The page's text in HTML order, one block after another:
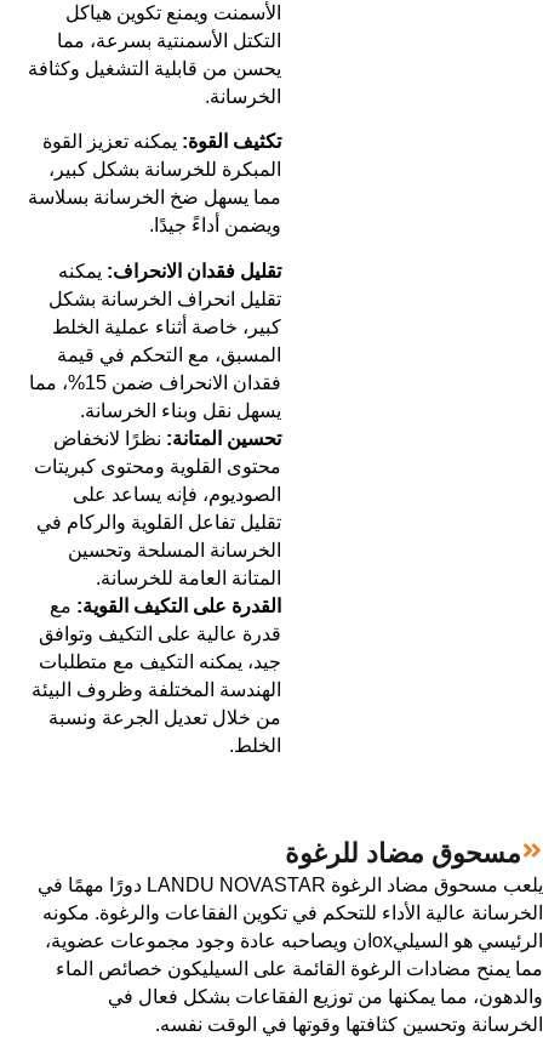
الأسمنت ويمنع تكوين هياكل
التكتل الأسمنتية بسرعة، مما
يحسن من قابلية التشغيل وكثافة
الخرسانة.
تكثيف القوة: يمكنه تعزيز القوة
المبكرة للخرسانة بشكل كبير،
مما يسهل ضخ الخرسانة بسلاسة
ويضمن أداءً جيدًا.
تقليل فقدان الانحراف: يمكنه
تقليل انحراف الخرسانة بشكل
كبير، خاصة أثناء عملية الخلط
المسبق، مع التحكم في قيمة
فقدان الانحراف ضمن 15%، مما
يسهل نقل وبناء الخرسانة.
تحسين المتانة: نظرًا لانخفاض
محتوى القلوية ومحتوى كبريتات
الصوديوم، فإنه يساعد على
تقليل تفاعل القلوية والركام في
الخرسانة المسلحة وتحسين
المتانة العامة للخرسانة.
القدرة على التكيف القوية: مع
قدرة عالية على التكيف وتوافق
جيد، يمكنه التكيف مع متطلبات
الهندسة المختلفة وظروف البيئة
من خلال تعديل الجرعة ونسبة
الخلط.
مسحوق مضاد للرغوة
يلعب مسحوق مضاد الرغوة LANDU NOVASTAR دورًا مهمًا في
الخرسانة عالية الأداء للتحكم في تكوين الفقاعات والرغوة. مكونه
الرئيسي هو السيليoxان ويصاحبه عادة وجود مجموعات عضوية،
مما يمنح مضادات الرغوة القائمة على السيليكون خصائص الماء
والدهون، مما يمكنها من توزيع الفقاعات بشكل فعال في
الخرسانة وتحسين كثافتها وقوتها في الوقت نفسه.